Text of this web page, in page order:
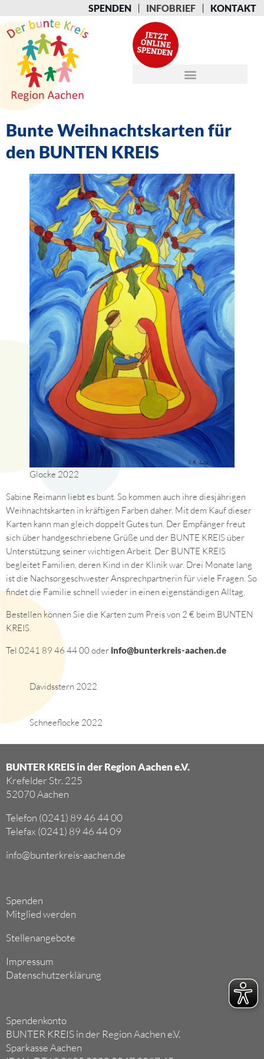
SPENDEN INFOBRIEF KONTAKT
Bunte Weihnachtskarten für
den BUNTEN KREIS
Glocke 2022
Sabine Reimann liebt es bunt. So kommen auch ihre diesjährigen
Weihnachtskarten in kräftigen Farben daher. Mit dem Kauf dieser
Karten kann man gleich doppelt Gutes tun. Der Empfänger freut
sich über handgeschriebene Grüße und der BUNTE KREIS über
Unterstützung seiner wichtigen Arbeit. Der BUNTE KREIS
begleitet Familien, deren Kind in der Klinik war. Drei Monate lang
ist die Nachsorgeschwester Ansprechpartnerin für viele Fragen. So
findet die Familie schnell wieder in einen eigenständigen Alltag.
Bestellen können Sie die Karten zum Preis von 2 € beim BUNTEN
KREIS.
Tel 0241 89 46 44 00 oderinfo@bunterkreis-aachen.de
Davidsstern 2022
Schneeflocke 2022
BUNTER KREIS in der Region Aachen e.V.
Krefelder Str. 225
52070 Aachen
Telefon (0241) 89 46 44 00
Telefax (0241) 89 46 44 09
info@bunterkreis-aachen.de
Spenden
Mitglied werden
Stellenangebote
Impressum
Datenschutzerklärung
Spendenkonto
BUNTER KREIS in der Region Aachen e.V.
Sparkasse Aachen